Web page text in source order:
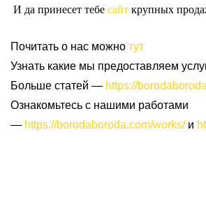
И да принесет тебе сайт крупных
Почитать о нас можно тут
Узнать какие мы предоставляем
Больше статей — https://
Ознакомьтесь с нашими работами
— https://borodaboroda.com/works/и